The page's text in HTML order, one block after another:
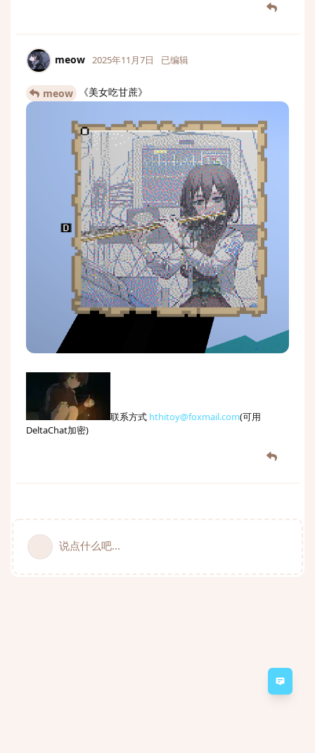
意见
meow 2025年11月7日 已编辑
meow 《美女吃甘蔗》
联系方式 hthitoy@foxmail.com(可用
DeltaChat加密)
说点什么吧...